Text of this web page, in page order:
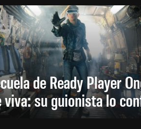
de Ready Player
viva: su guionista lo